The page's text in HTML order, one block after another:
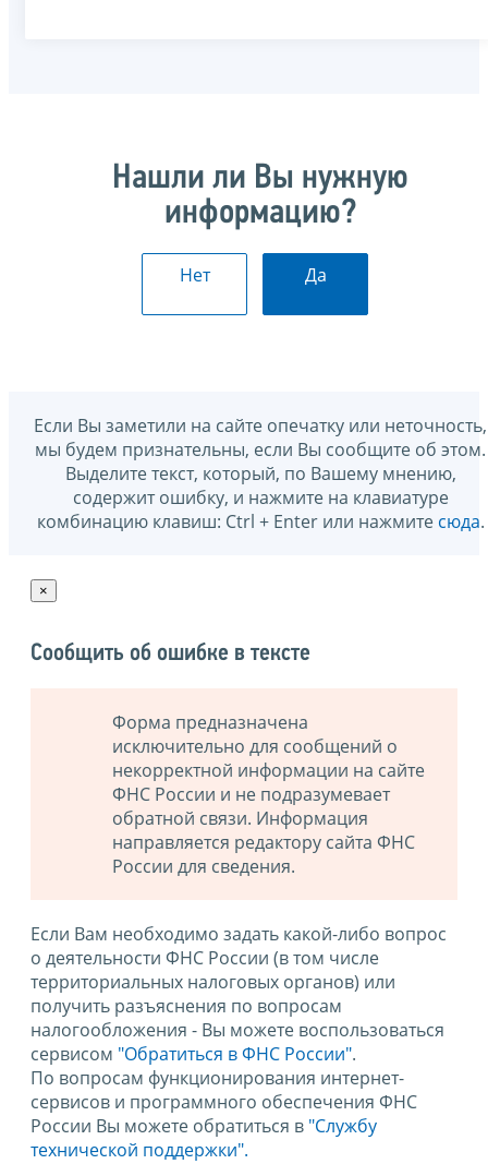
Нашли ли Вы нужную
информацию?
Нет Да
Если Вы заметили на сайте опечатку или неточность,
мы будем признательны, если Вы сообщите об этом.
Выделите текст, который, по Вашему мнению,
содержит ошибку, и нажмите на клавиатуре
комбинацию клавиш: Ctrl + Enter или нажмите сюда.
×
Сообщить об ошибке в тексте
Форма предназначена
исключительно для сообщений о
некорректной информации на сайте
ФНС России и не подразумевает
обратной связи. Информация
направляется редактору сайта ФНС
России для сведения.
Если Вам необходимо задать какой-либо вопрос
о деятельности ФНС России (в том числе
территориальных налоговых органов) или
получить разъяснения по вопросам
налогообложения - Вы можете воспользоваться
сервисом "Обратиться в ФНС России".
По вопросам функционирования интернет-
сервисов и программного обеспечения ФНС
России Вы можете обратиться в "Службу
технической поддержки".